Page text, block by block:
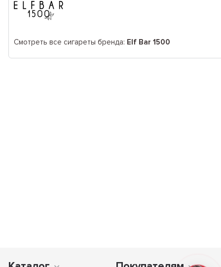
Смотреть все сигареты бренда: Elf Bar 1500